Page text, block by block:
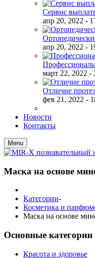
Сервис
апр 20, 2022 -
апр 20, 2022 -
март 22, 2022 -
Отличие
фев 21, 2022 -
Новости
Контакты
Menu
Маска на основе
Категории-
Косметика и
Маска на основе
Основные категории
Красота и здоровье